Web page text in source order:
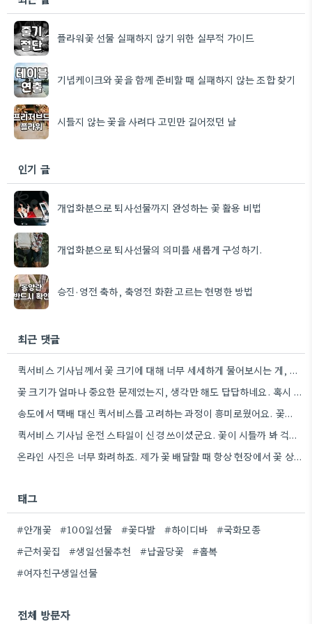
플라워꽃 선물 실패하지 않기 위한 실무적 가이드
기념케이크와 꽃을 함께 준비할 때 실패하지 않는 조합 찾기
시들지 않는 꽃을 사려다 고민만 길어졌던 날
인기 글
개업화분으로 퇴사선물까지 완성하는 꽃 활용 비법
개업화분으로 퇴사선물의 의미를 새롭게 구성하기.
승진·영전 축하, 축영전 화환 고르는 현명한 방법
최근 댓글
퀵서비스 기사님께서 꽃 크기에 대해 너무 세세하게 물어보시는 게, 꽃바구니 자체가 손상될까 봐 걱정되는 마음은…
꽃 크기가 얼마나 중요한 문제였는지, 생각만 해도 답답하네요. 혹시 다음에는 좀 더 꼼꼼하게 사이즈를 확인해야겠어요.
송도에서 택배 대신 퀵서비스를 고려하는 과정이 흥미로웠어요. 꽃의 신선도를 위해 퀵서비스가 더 현실적인 선택일 수…
퀵서비스 기사님 운전 스타일이 신경 쓰이셨군요. 꽃이 시들까 봐 걱정하시는 마음 이해해요.
온라인 사진은 너무 화려하죠. 제가 꽃 배달할 때 항상 현장에서 꽃 상태를 꼼꼼히 확인하는 게…
태그
#안개꽃 #100일선물 #꽃다발 #하이디바
#국화모종
#근처꽃집
#생일선물추천 #납골당꽃
#홀복
#여자친구생일선물
전체 방문자